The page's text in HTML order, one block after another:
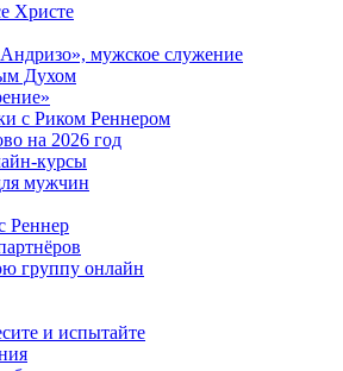
Христе
мужское служение
Духом
с Риком Реннером
на 2026 год
курсы
мужчин
Реннер
группу онлайн
и испытайте